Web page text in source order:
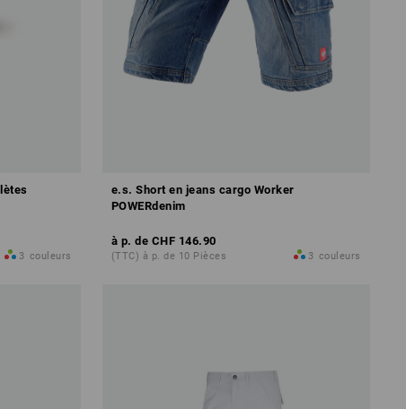
3 couleurs
e.s. Short en jeans cargo Worker
POWERdenim
à p. de CHF 146.90
(TTC) à p. de 10 Pièces 3 couleurs